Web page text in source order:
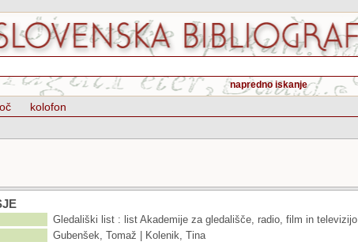
napredno iskanje
kolofon
Gledališki list : list Akademije za gledališče, radio, film in televizijo
Gubenšek, Tomaž | Kolenik, Tina